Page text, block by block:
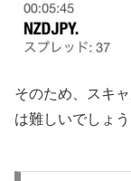
そのため、スキ
は難しいでしょう